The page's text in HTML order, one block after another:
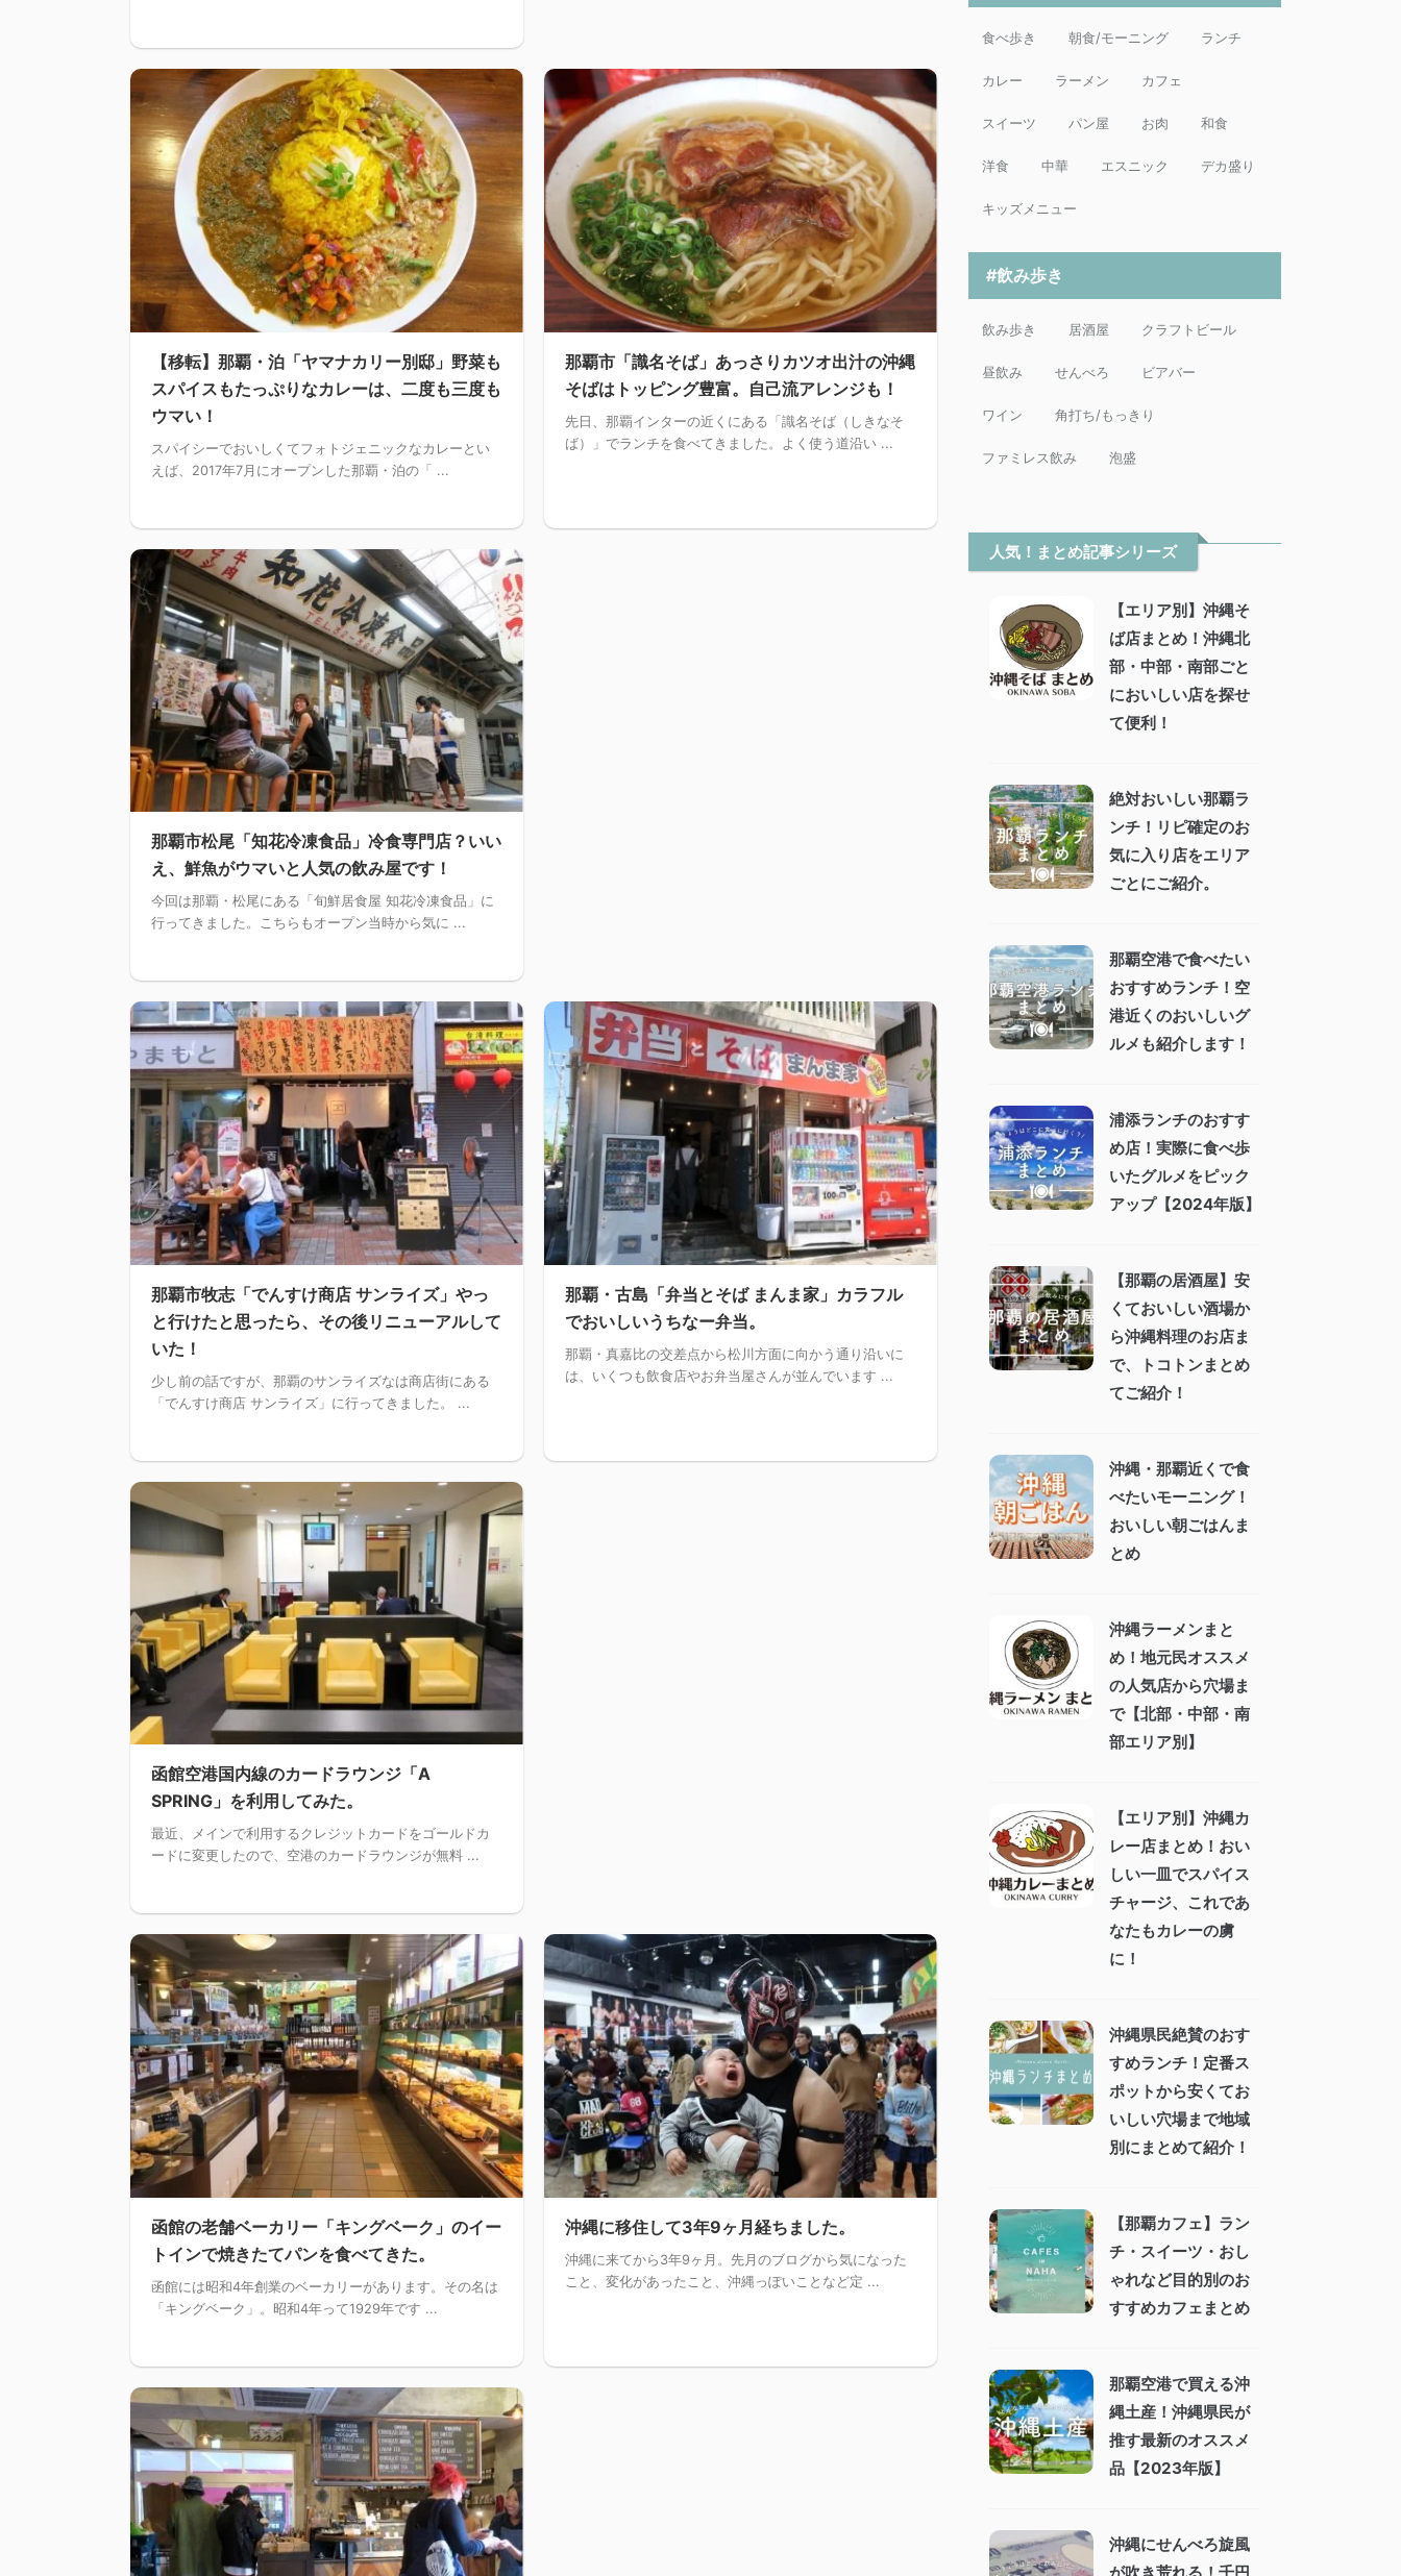
【移転】那覇・泊「ヤマナカリー別邸」野菜も
スパイスもたっぷりなカレーは、二度も三度も
ウマい！
スパイシーでおいしくてフォトジェニックなカレーとい
えば、2017年7月にオープンした那覇・泊の「 ...
那覇市「識名そば」あっさりカツオ出汁の沖縄
そばはトッピング豊富。自己流アレンジも！
先日、那覇インターの近くにある「識名そば（しきなそ
ば）」でランチを食べてきました。よく使う道沿い ...
那覇市松尾「知花冷凍食品」冷食専門店？いい
え、鮮魚がウマいと人気の飲み屋です！
今回は那覇・松尾にある「旬鮮居食屋 知花冷凍食品」に
行ってきました。こちらもオープン当時から気に ...
那覇市牧志「でんすけ商店 サンライズ」やっ
と行けたと思ったら、その後リニューアルして
いた！
少し前の話ですが、那覇のサンライズなは商店街にある
「でんすけ商店 サンライズ」に行ってきました。 ...
那覇・古島「弁当とそば まんま家」カラフル
でおいしいうちなー弁当。
那覇・真嘉比の交差点から松川方面に向かう通り沿いに
は、いくつも飲食店やお弁当屋さんが並んでいます ...
函館空港国内線のカードラウンジ「A
SPRING」を利用してみた。
最近、メインで利用するクレジットカードをゴールドカ
ードに変更したので、空港のカードラウンジが無料 ...
函館の老舗ベーカリー「キングベーク」のイー
トインで焼きたてパンを食べてきた。
函館には昭和4年創業のベーカリーがあります。その名は
「キングベーク」。昭和4年って1929年です ...
沖縄に移住して3年9ヶ月経ちました。
沖縄に来てから3年9ヶ月。先月のブログから気になった
こと、変化があったこと、沖縄っぽいことなど定 ...
食べ歩き 朝食/モーニング ランチ
カレー ラーメン カフェ
スイーツ パン屋 お肉 和食
洋食 中華 エスニック デカ盛り
キッズメニュー
#飲み歩き
飲み歩き 居酒屋 クラフトビール
昼飲み せんべろ ビアバー
ワイン 角打ち/もっきり
ファミレス飲み 泡盛
人気！まとめ記事シリーズ
【エリア別】沖縄そ
ば店まとめ！沖縄北
部・中部・南部ごと
においしい店を探せ
て便利！
絶対おいしい那覇ラ
ンチ！リピ確定のお
気に入り店をエリア
ごとにご紹介。
那覇空港で食べたい
おすすめランチ！空
港近くのおいしいグ
ルメも紹介します！
浦添ランチのおすす
め店！実際に食べ歩
いたグルメをピック
アップ【2024年版】
【那覇の居酒屋】安
くておいしい酒場か
ら沖縄料理のお店ま
で、トコトンまとめ
てご紹介！
沖縄・那覇近くで食
べたいモーニング！
おいしい朝ごはんま
とめ
沖縄ラーメンまと
め！地元民オススメ
の人気店から穴場ま
で【北部・中部・南
部エリア別】
【エリア別】沖縄カ
レー店まとめ！おい
しい一皿でスパイス
チャージ、これであ
なたもカレーの虜
に！
沖縄県民絶賛のおす
すめランチ！定番ス
ポットから安くてお
いしい穴場まで地域
別にまとめて紹介！
【那覇カフェ】ラン
チ・スイーツ・おし
ゃれなど目的別のお
すすめカフェまとめ
那覇空港で買える沖
縄土産！沖縄県民が
推す最新のオススメ
品【2023年版】
沖縄にせんべろ旋風